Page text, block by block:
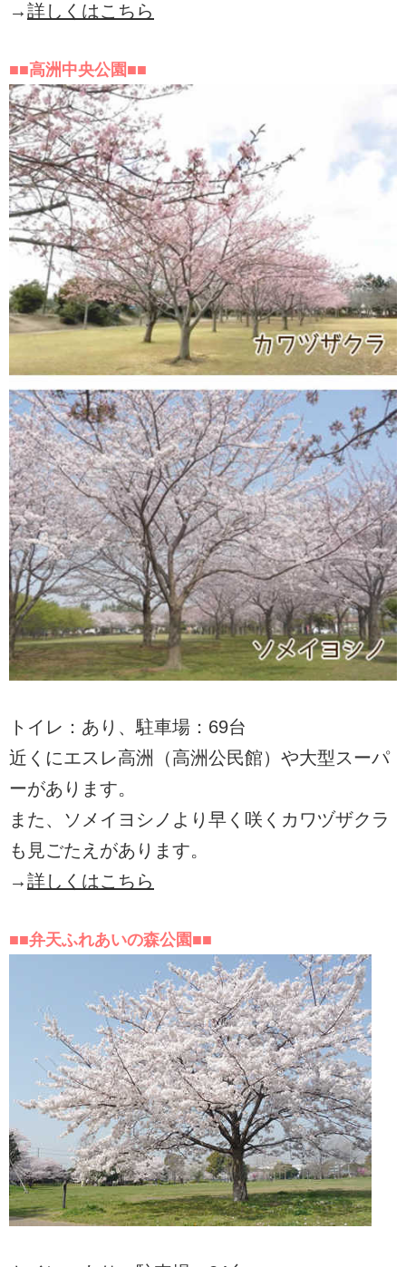
→詳しくはこちら
■■高洲中央公園■■
トイレ：あり、駐車場：69台
近くにエスレ高洲（高洲公民館）や大型スーパ
ーがあります。
また、ソメイヨシノより早く咲くカワヅザクラ
も見ごたえがあります。
→詳しくはこちら
■■弁天ふれあいの森公園■■